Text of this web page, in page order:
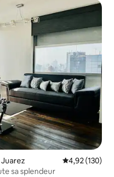
Évaluation
4,92 (130)
sa splendeur